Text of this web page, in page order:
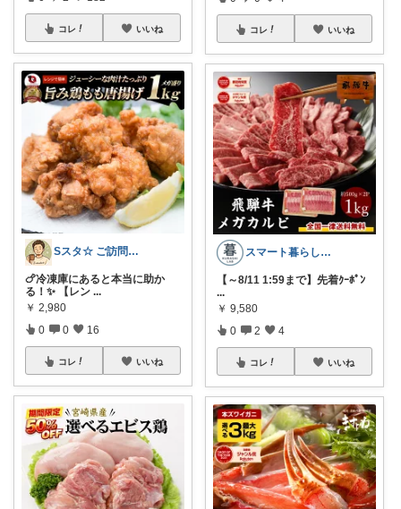
コレ いいね
Sスタ☆ ご訪問に感謝🌻🏖️
🍗冷凍庫にあると本当に助か
る！✨ 【レン ...
￥ 2,980
0 0 16
コレ いいね
コレ いいね
スマート暮らしラボ
【～8/11 1:59まで】先着ｸｰﾎﾟﾝ
...
￥ 9,580
0 2 4
コレ いいね